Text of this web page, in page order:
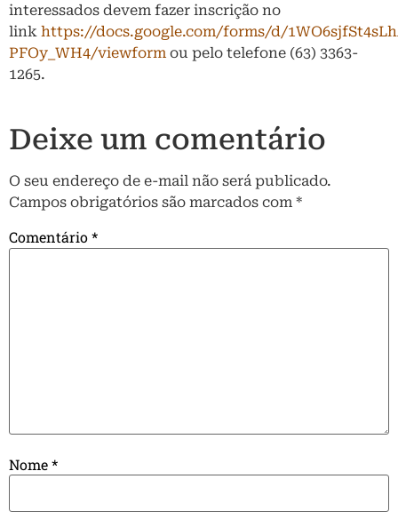
interessados devem fazer inscrição no
link https://docs.google.com/forms/d/
PFOy_WH4/viewform ou pelo telefone (63) 3363-
1265.
Deixe um comentário
O seu endereço de e-mail não será publicado.
Campos obrigatórios são marcados com *
Comentário*
Nome*